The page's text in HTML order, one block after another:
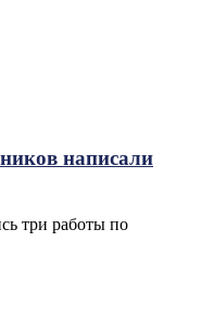
написали
три работы по